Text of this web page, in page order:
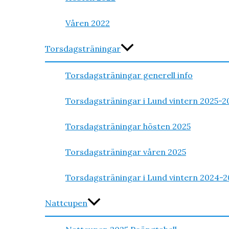
Våren 2022
Torsdagsträningar
Torsdagsträningar generell info
Torsdagsträningar i Lund vintern 2025-
Torsdagsträningar hösten 2025
Torsdagsträningar våren 2025
Torsdagsträningar i Lund vintern 2024-
Nattcupen